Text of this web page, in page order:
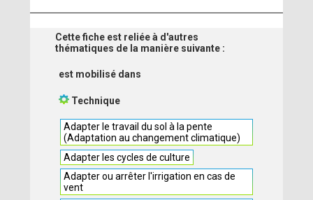
Cette fiche est reliée à d'autres
thématiques de la manière suivante :
est mobilisé dans
Technique
Adapter le travail du sol à la pente
(Adaptation au changement climatique)
Adapter les cycles de culture
Adapter ou arrêter l'irrigation en cas de
vent